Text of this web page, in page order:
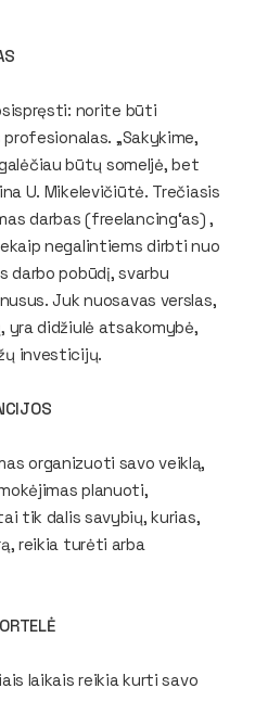
norite būti
„Sakykime,
būtų someljė, bet
U. Mikelevičiūtė. Trečiasis
darbas (freelancing‘as) ,
negalintiems dirbti nuo
darbo pobūdį, svarbu
Juk nuosavas verslas,
yra didžiulė atsakomybė,
investicijų.
organizuoti savo veiklą,
planuoti,
tik dalis savybių, kurias,
reikia turėti arba
laikais reikia kurti savo